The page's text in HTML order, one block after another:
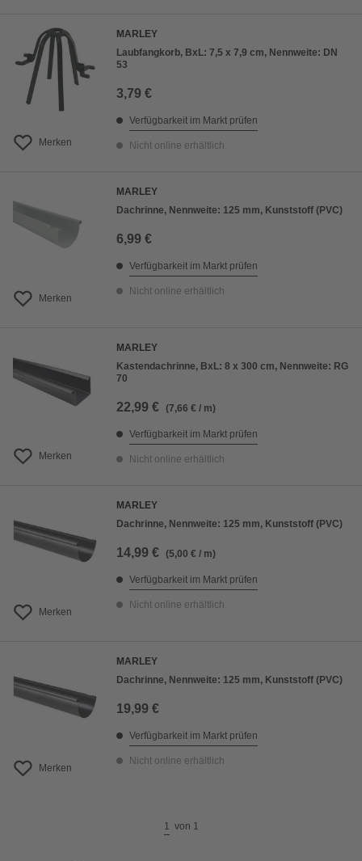
Merken
MARLEY
Laubfangkorb, BxL: 7,5 x 7,9 cm, Nennweite: DN
53
3,79 €
Verfügbarkeit im Markt prüfen
Nicht online erhältlich
Merken
MARLEY
Dachrinne, Nennweite: 125 mm, Kunststoff (PVC)
6,99 €
Verfügbarkeit im Markt prüfen
Nicht online erhältlich
Merken
MARLEY
Kastendachrinne, BxL: 8 x 300 cm, Nennweite: RG
70
22,99 € (7,66 € / m)
Verfügbarkeit im Markt prüfen
Nicht online erhältlich
Merken
MARLEY
Dachrinne, Nennweite: 125 mm, Kunststoff (PVC)
14,99 € (5,00 € / m)
Verfügbarkeit im Markt prüfen
Nicht online erhältlich
Merken
MARLEY
Dachrinne, Nennweite: 125 mm, Kunststoff (PVC)
19,99 €
Verfügbarkeit im Markt prüfen
Nicht online erhältlich
1 von 1